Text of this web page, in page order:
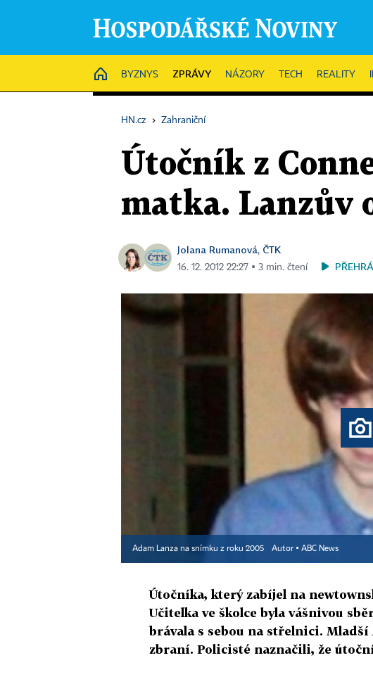
HOME
BYZNYS ZPRÁVY NÁZORY TECH REALITY
HN.cz › Zahraniční
Útočník z
matka. Lanzův
Jolana Rumanová, ČTK
16. 12. 2012 22:27 ▪ 3 min. čtení
Adam Lanza na snímku z roku 2005 Autor ▪ ABC News
Útočníka, který zabíjel na
Učitelka ve školce byla vášnivou
brávala s sebou na střelnici.
zbraní. Policisté naznačili, že